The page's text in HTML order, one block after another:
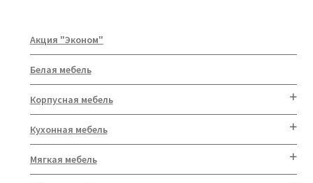
Акция "Эконом"
Белая мебель
Корпусная мебель
Кухонная мебель
Мягкая мебель